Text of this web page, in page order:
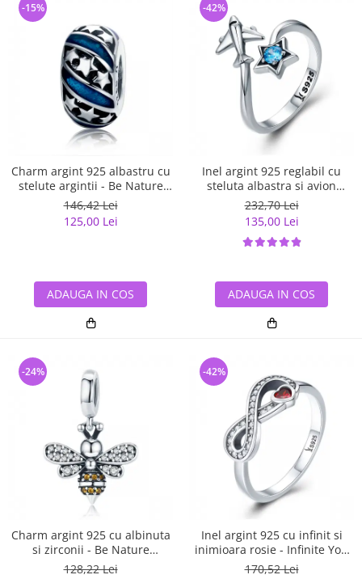
Charm argint 925 albastru cu
stelute argintii - Be Nature
PST0123
146,42 Lei
125,00 Lei
-15%
ADAUGA IN COS
Inel argint 925 reglabil cu
steluta albastra si avion
argintiu - Be Nature IST0047
232,70 Lei
135,00 Lei
-42%
ADAUGA IN COS
Charm argint 925 cu albinuta
si zirconii - Be Nature
PST0143
128,22 Lei
-24%
Inel argint 925 cu infinit si
inimioara rosie - Infinite You
IST0062
170,52 Lei
-42%